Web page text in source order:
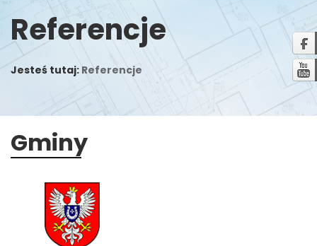
Referencje
Jesteś tutaj: Referencje
Gminy